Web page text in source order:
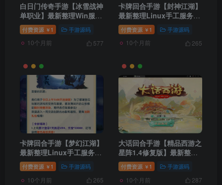
白日门传奇手游【冰雪战神
单职业】最新整理Win服务
端+时装+龙脉+神器+宝物
+GM后台
付费资源 ￥ 1 手游源码
10个月前 577
卡牌回合手游【封神江湖】
最新整理Linux手工服务端
+CDK授权后台+安卓苹果
双端
付费资源 ￥ 1 手游源码
10个月前 265
卡牌回合手游【梦幻江湖】
最新整理Linux手工服务端
+GM授权后台+安卓苹果双
端付费资源 ￥ 1 手游源码
10个月前 265
大话回合手游【精品西游之
星阵1.4修复版】最新整理
Win半手工服务端+网页后
台+内置后台+双端
付费资源 ￥ 1 手游源码
10个月前 287